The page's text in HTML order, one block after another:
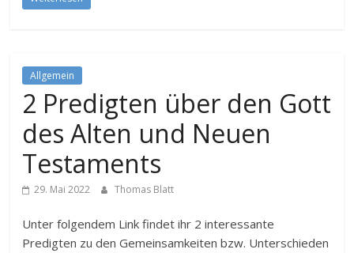
Allgemein
2 Predigten über den Gott
des Alten und Neuen
Testaments
29. Mai 2022 Thomas Blatt
Unter folgendem Link findet ihr 2 interessante
Predigten zu den Gemeinsamkeiten bzw. Unterschieden